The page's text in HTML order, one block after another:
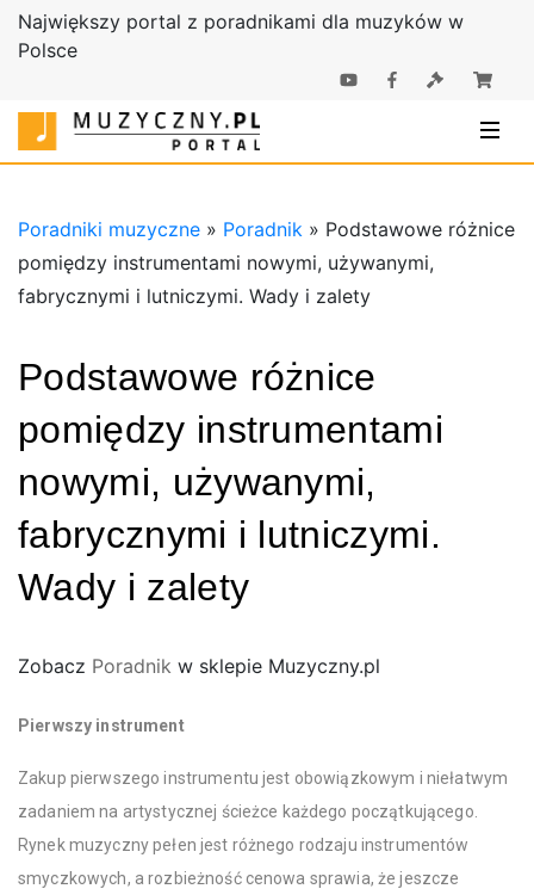
Największy portal z poradnikami dla muzyków w
Polsce
Sklep
muzyczne |
Poradniki muzyczne » Poradnik » Podstawowe różnice
pomiędzy instrumentami nowymi, używanymi,
fabrycznymi i lutniczymi. Wady i zalety
Podstawowe różnice
pomiędzy instrumentami
nowymi, używanymi,
fabrycznymi i lutniczymi.
Wady i zalety
Zobacz Poradnik w sklepie Muzyczny.pl
Pierwszy instrument
Zakup pierwszego instrumentu jest obowiązkowym i niełatwym
zadaniem na artystycznej ścieżce każdego początkującego.
Rynek muzyczny pełen jest różnego rodzaju instrumentów
smyczkowych, a rozbieżność cenowa sprawia, że jeszcze